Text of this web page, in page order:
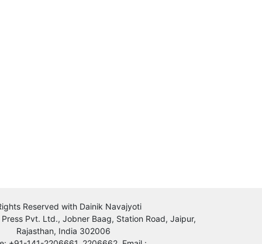
Reserved with Dainik Navajyoti
Pvt. Ltd., Jobner Baag, Station Road, Jaipur,
Rajasthan, India 302006